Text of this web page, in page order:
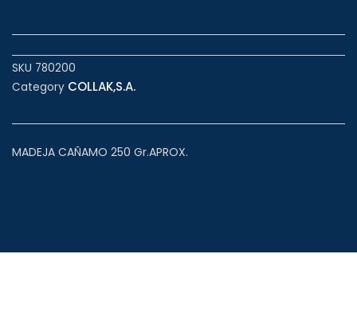
SKU 780200
Category COLLAK,S.A.
MADEJA CAÑAMO 250 Gr.APROX.